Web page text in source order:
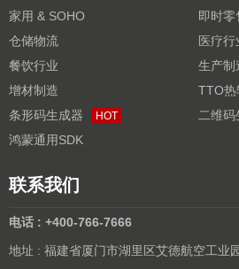
家用 & SOHO
即时零
仓储物流
医疗行
餐饮行业
生产制
增材制造
TTO热
条形码生成器
HOT 二维码
鸿蒙通用SDK
联系我们
电话 : +400-766-7666
地址 : 福建省厦门市湖里区艾德航空工业